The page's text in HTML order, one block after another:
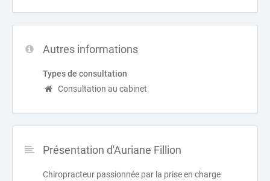
Autres informations
Types de consultation
Consultation au cabinet
Présentation d'Auriane Fillion
Chiropracteur passionnée par la prise en charge